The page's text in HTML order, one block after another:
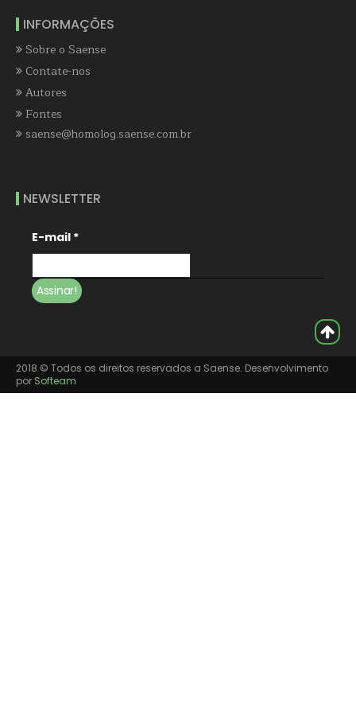
INFORMAÇÕES
Sobre o Saense
Contate-nos
Autores
Fontes
saense@homolog.saense.com.br
NEWSLETTER
E-mail *
2018 © Todos os direitos reservados a Saense. Desenvolvimento
por Softeam